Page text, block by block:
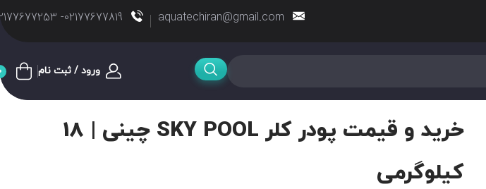
aquatechiran@gmail.com
02177677819- 02177677253
ورود / ثبت نام
خرید و قیمت پودر کلر SKY POOL چینی | 18
کیلوگرمی